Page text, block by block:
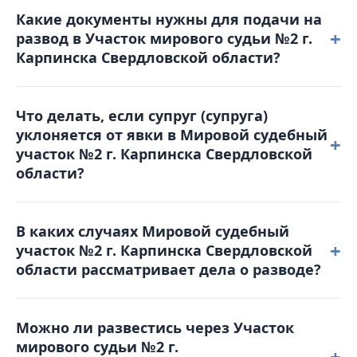
апелляционную жалобу в Карпинский городской
суд в течение месяца с момента вынесения
решения. Жалоба подается в Мировой судебный
участок №2 г. Карпинска Свердловской области,
который и рассматривал дело.
Какие документы нужны для подачи на
развод в Участок мирового судьи №2 г.
Карпинска Свердловской области?
+
свидетельство о браке, квитанция об оплате
госпошлины, свидетельства о рождении детей
(если они есть), а также соглашение о детях (при
наличии несовершеннолетних детей).
Что делать, если супруг (супруга)
уклоняется от явки в Мировой судебный
участок №2 г. Карпинска Свердловской
области?
+
отсутствие уклоняющейся стороны. Однако
рекомендуется заранее уведомить суд о причинах
неявки и предоставить соответствующие
доказательства (например, больничный лист).
В каких случаях Мировой судебный
участок №2 г. Карпинска Свердловской
области рассматривает дела о разводе?
+
Карпинска Свердловской области принимает
заявления о расторжении брака, когда супруги
Можно ли развестись через Участок
мирового судьи №2 г.